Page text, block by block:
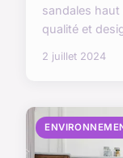
sandales
qualité et
2 juillet 2024